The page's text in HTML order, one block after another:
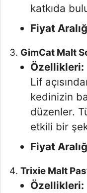
katkıda
Fiyat
GimCat Malt
Özellikleri:
Lif
kedinizin
düzenler.
etkili bir
Fiyat
Trixie Malt
Özellikleri: